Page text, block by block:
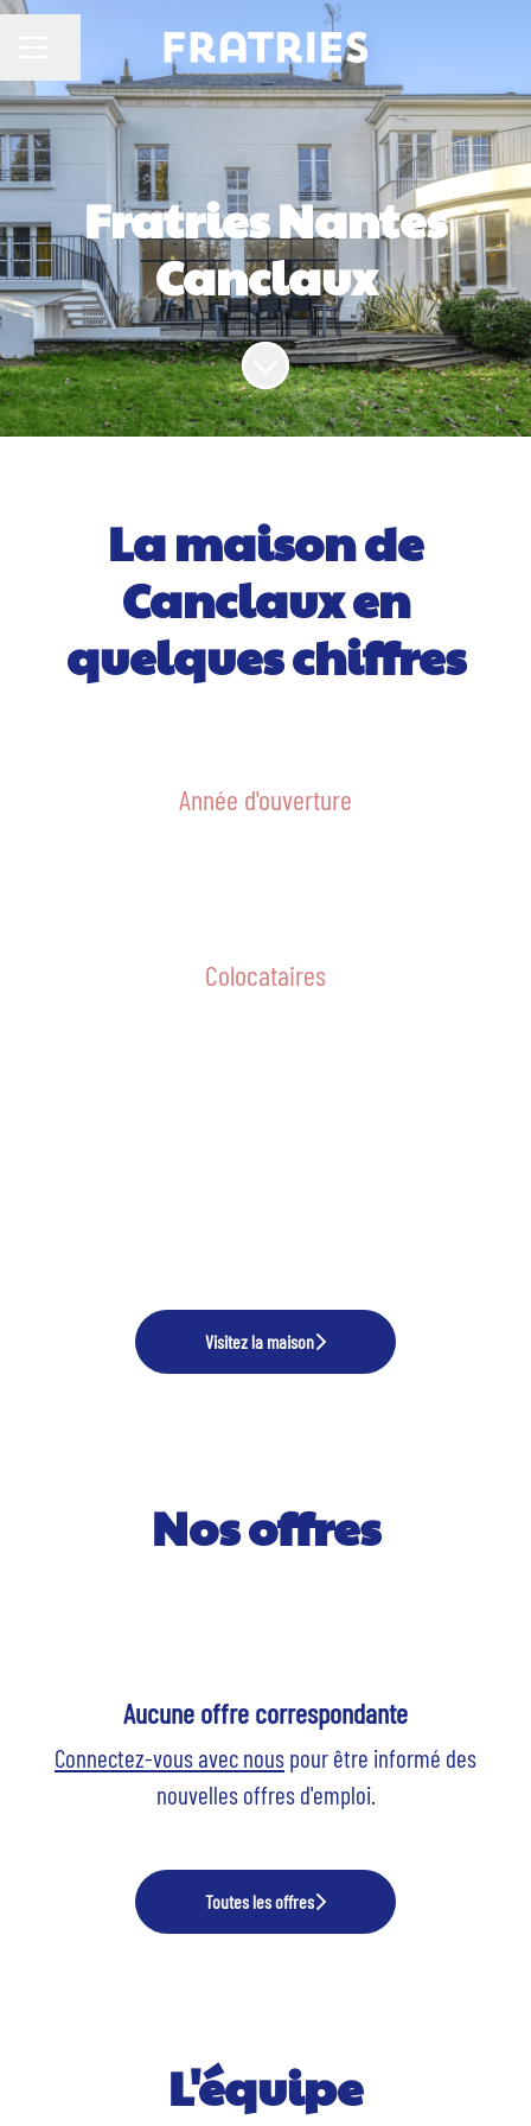
Partager la page
Fratries Nantes
Canclaux
Faire défiler jusqu'au contenu
La maison de
Canclaux en
quelques chiffres
Année d'ouverture
Colocataires
Visitez la maison
Nos offres
Aucune offre correspondante
Connectez-vous avec nous pour être informé des
nouvelles offres d'emploi.
Toutes les offres
L'équipe